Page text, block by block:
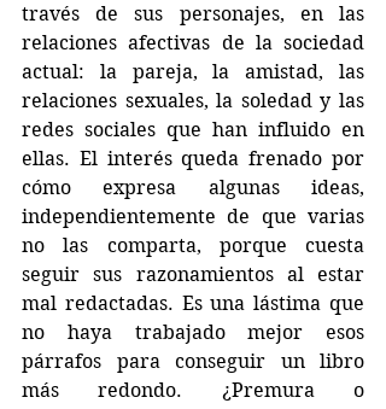
través de sus personajes, en las
relaciones afectivas de la sociedad
actual: la pareja, la amistad, las
relaciones sexuales, la soledad y las
redes sociales que han influido en
ellas. El interés queda frenado por
cómo expresa algunas ideas,
independientemente de que varias
no las comparta, porque cuesta
seguir sus razonamientos al estar
mal redactadas. Es una lástima que
no haya trabajado mejor esos
párrafos para conseguir un libro
más redondo. ¿Premura o